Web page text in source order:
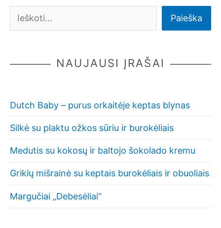
Paieška
NAUJAUSI ĮRAŠAI
Dutch Baby – purus orkaitėje keptas blynas
Silkė su plaktu ožkos sūriu ir burokėliais
Medutis su kokosų ir baltojo šokolado kremu
Grikių mišrainė su keptais burokėliais ir obuoliais
Margučiai „Debesėliai”